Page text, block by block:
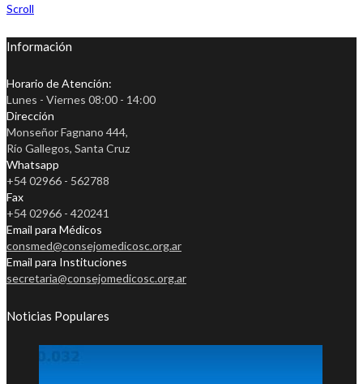
Scroll
Información
Horario de Atención:
Lunes - Viernes 08:00 - 14:00
Dirección
Monseñor Fagnano 444,
Río Gallegos, Santa Cruz
Whatsapp
+54 02966 - 562788
Fax
+54 02966 - 420241
Email para Médicos
consmed@consejomedicosc.org.ar
Email para Instituciones
secretaria@consejomedicosc.org.ar
Noticias Populares